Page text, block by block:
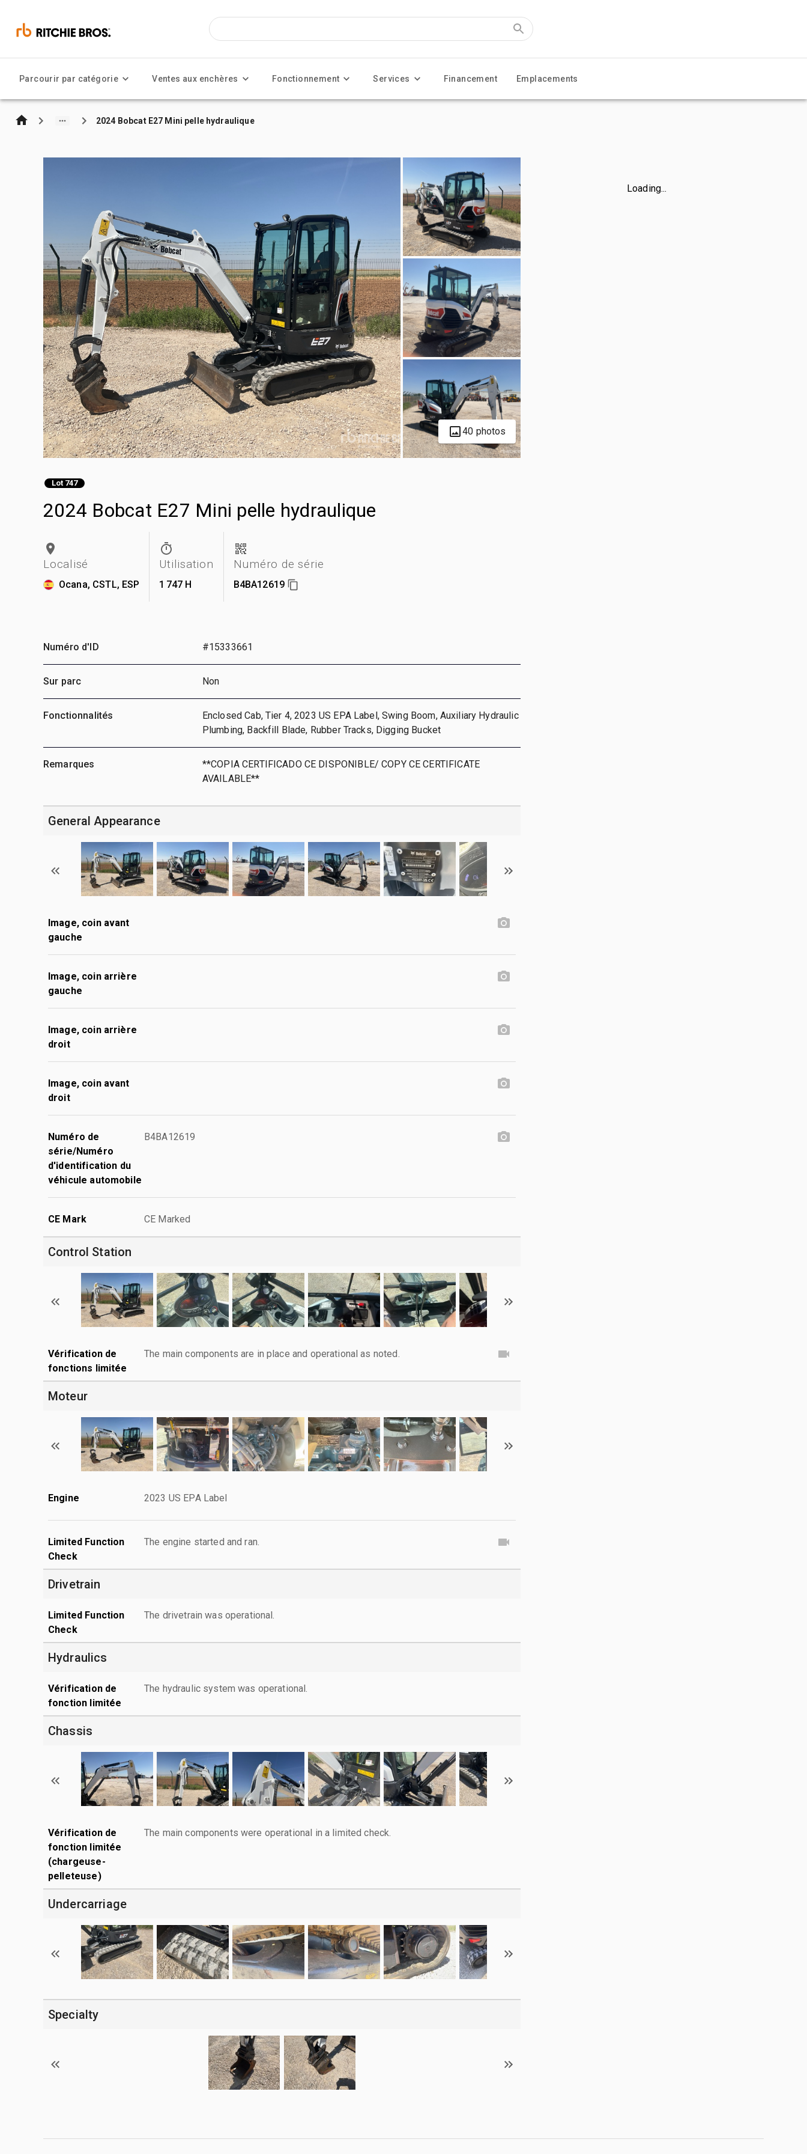
Parcourir par catégorie Ventes aux enchères Fonctionnement Services Financement Emplacements
2024 Bobcat E27 Mini pelle hydraulique
40 photos
Lot 747
2024 Bobcat E27 Mini pelle hydraulique
Localisé
Ocana, CSTL, ESP
Utilisation
1 747 H
Numéro de série
B4BA12619
Loading...
Numéro d'ID #15333661
Sur parc Non
Fonctionnalités
Enclosed Cab, Tier 4, 2023 US EPA Label, Swing Boom, Auxiliary Hydraulic
Plumbing, Backfill Blade, Rubber Tracks, Digging Bucket
Remarques
**COPIA CERTIFICADO CE DISPONIBLE/ COPY CE CERTIFICATE
AVAILABLE**
General Appearance
Image, coin avant
gauche
Image, coin arrière
gauche
Image, coin arrière
droit
Image, coin avant
droit
Numéro de
série/Numéro
d'identification du
véhicule automobile
B4BA12619
CE Mark CE Marked
Control Station
Vérification de
fonctions limitée
The main components are in place and operational as noted.
Moteur
Engine 2023 US EPA Label
Limited Function
Check
The engine started and ran.
Drivetrain
Limited Function
Check
The drivetrain was operational.
Hydraulics
Vérification de
fonction limitée
The hydraulic system was operational.
Chassis
Vérification de
fonction limitée
(chargeuse-
pelleteuse)
The main components were operational in a limited check.
Undercarriage
Specialty